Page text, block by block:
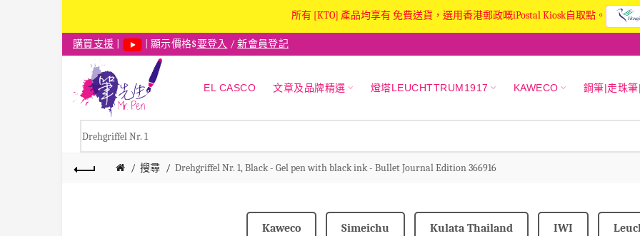
所有 [KTO] 產品均享有 免費送貨，選用香港郵政嘅iPostal Kiosk自取點。
購買支援 | 顯示價格$要登入 /新會員登記
EL CASCO 文章及品牌精選 燈塔LEUCHTTRUM1917 KAWECO 鋼筆|走珠
搜尋 Drehgriffel Nr. 1, Black - Gel pen with black ink - Bullet Journal Edition 366916
Kaweco Simeichu Kulata Thailand IWI